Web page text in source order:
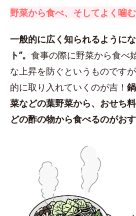
野菜から食べ、そしてよく噛む
一般的に広く知られるように
ト”。 食事の際に野菜から食べ
な上昇を防ぐというものです
的に取り入れていくのが吉！
菜などの葉野菜から、おせち
どの酢の物から食べるのがおす